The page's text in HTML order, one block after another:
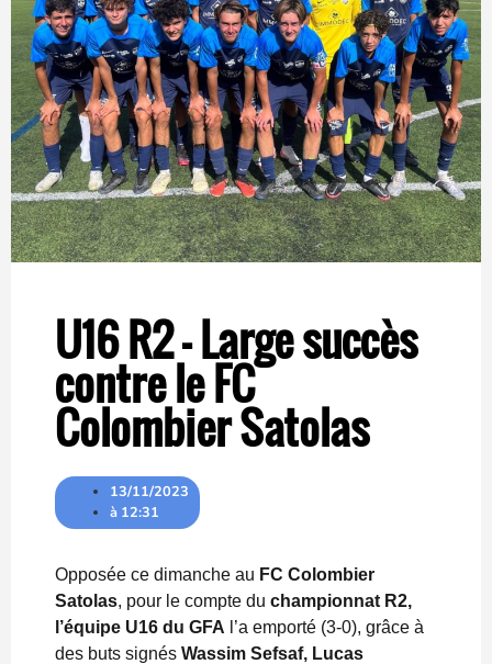
U16 R2 – Large succès
contre le FC
Colombier Satolas
13/11/2023
à 12:31
Opposée ce dimanche au FC Colombier
Satolas, pour le compte du championnat R2,
l’équipe U16 du GFA l’a emporté (3-0), grâce à
des buts signés Wassim Sefsaf, Lucas